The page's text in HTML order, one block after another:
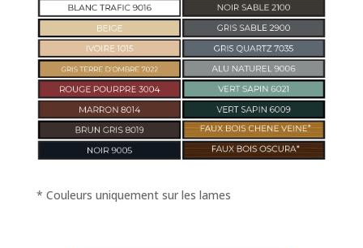
* Couleurs uniquement sur les lames